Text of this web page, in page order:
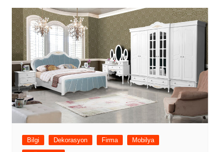
Bilgi Dekorasyon Firma
Mobilya